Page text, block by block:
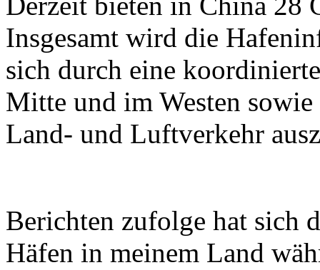
Insgesamt wird die
sich durch eine
Mitte und im Westen
Land- und Luftverkehr
Berichten zufolge hat sich
Häfen in meinem Land